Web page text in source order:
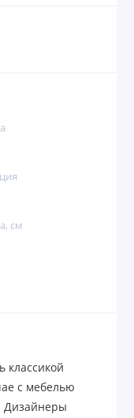
см
с мебелью
Дизайнеры